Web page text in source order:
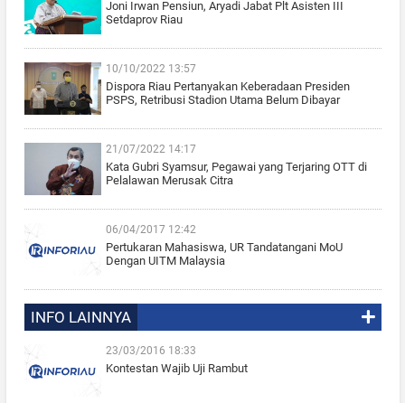
Joni Irwan Pensiun, Aryadi Jabat Plt Asisten III
Setdaprov Riau
10/10/2022 13:57
Dispora Riau Pertanyakan Keberadaan Presiden
PSPS, Retribusi Stadion Utama Belum Dibayar
21/07/2022 14:17
Kata Gubri Syamsur, Pegawai yang Terjaring OTT di
Pelalawan Merusak Citra
06/04/2017 12:42
Pertukaran Mahasiswa, UR Tandatangani MoU
Dengan UITM Malaysia
INFO LAINNYA
23/03/2016 18:33
Kontestan Wajib Uji Rambut